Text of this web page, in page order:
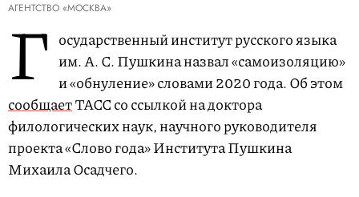
АГЕНТСТВО «МОСКВА»
Г осударственный институт русского языка
им. А. С. Пушкина назвал «самоизоляцию»
и «обнуление» словами 2020 года. Об этом
сообщаетТАСС со ссылкой на доктора
филологических наук, научного руководителя
проекта «Слово года» Института Пушкина
Михаила Осадчего.